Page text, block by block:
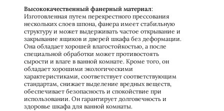
Высококачественный фанерный материал:
Изготовленная путем перекрестного прессования
нескольких слоев шпона, фанера имеет стабильную
структуру и может выдерживать частое открывание и
закрывание ящиков и дверей шкафа без деформации.
Она обладает хорошей влагостойкостью, а после
специальной обработки может противостоять
сырости и влаге в ванной комнате. Кроме того, он
обладает хорошими экологическими
характеристиками, соответствует соответствующим
стандартам, снижает выделение вредных веществ,
обеспечивает безопасность и спокойствие при
использовании. Он гарантирует долговечность и
здоровье шкафа для ванной комнаты.